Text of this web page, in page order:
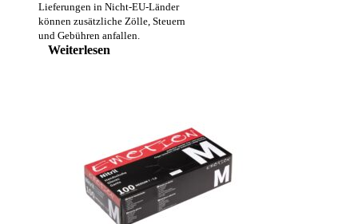
Lieferungen in Nicht-EU-Länder
können zusätzliche Zölle, Steuern
und Gebühren anfallen.
Weiterlesen